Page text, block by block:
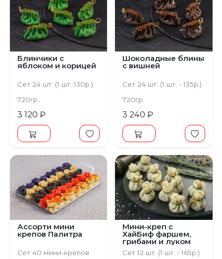
Блинчики с
яблоком и корицей
Сет 24 шт. (1 шт. 130р.)
720гр.
3 120 ₽
Шоколадные блины
с вишней
Сет 24 шт. (1 шт. - 135р.)
720гр.
3 240 ₽
Ассорти мини
крепов Палитра
Сет 40 мини-крепов
Мини-креп с
ХайБиф фаршем,
грибами и луком
Сет 12 шт. (1 шт. - 165р.)